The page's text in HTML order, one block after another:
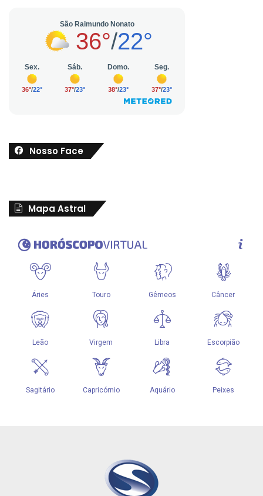
Nosso Face
Mapa Astral